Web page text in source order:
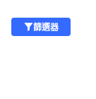
篩選器